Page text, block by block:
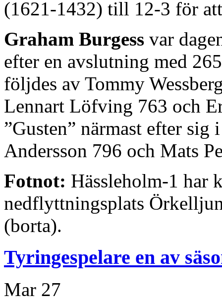
(1621-1432) till 12-3 för
Graham Burgess var
efter en avslutning med
följdes av Tommy
Lennart Löfving 763 och
”Gusten” närmast efter
Andersson 796 och Mats
Fotnot: Hässleholm-1 har
nedflyttningsplats
(borta).
Tyringespelare en av
Mar 27